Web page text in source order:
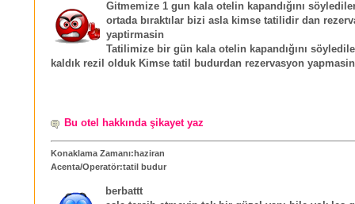
Gitmemize 1 gun kala otelin kapandığını
ortada bıraktılar bizi asla kimse tatilidir dan
yaptirmasin
Tatilimize bir gün kala otelin kapandığını
kaldık rezil olduk Kimse tatil budurdan rezervasyon yapmasin
Bu otel hakkında şikayet yaz
Konaklama Zamanı:haziran
Acenta/Operatör:tatil budur
berbattt